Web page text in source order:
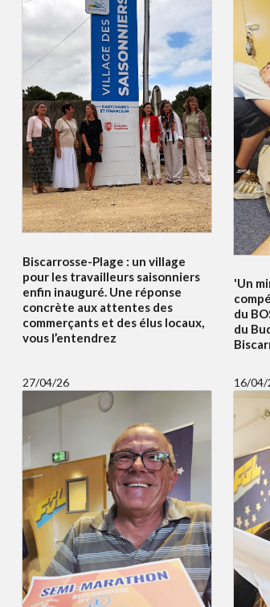
Biscarrosse-Plage : un village
pour les travailleurs saisonniers
enfin inauguré. Une réponse
concrète aux attentes des
commerçants et des élus locaux,
vous l’entendrez
'Un
du
du
27/04/26 16/04/